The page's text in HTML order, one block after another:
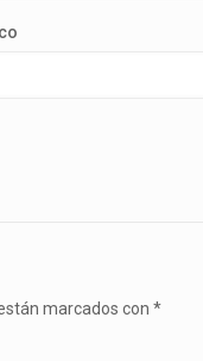
marcados con *